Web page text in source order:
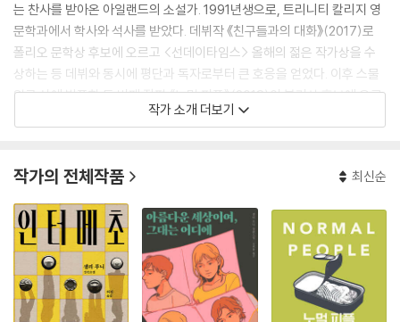
는 찬사를 받아온 아일랜드의 소설가. 1991년생으로, 트리니티 칼리지 영
문학과에서 학사와 석사를 받았다. 데뷔작 《친구들과의 대화》(2017)로
폴리오 문학상 후보에 오르고 <선데이타임스> 올해의 젊은 작가상을 수
상하는 등 데뷔와 동시에 평단과 독자로부터 큰 호응을 얻었다. 이후 스물
일곱 살에 발표한 두 번째 장편 《노멀 피플》(2018)이 부커상 후보에 오르
고, 전 세계 46개 언어로 번역 출간되며 100만 부 이상 판매되면서 젊은
로 담아냈다는 평가를 받은 작품으로, 작가에게 아일랜드 문학상 올해의
작가상(2024)을 안겨주었고, <뉴욕타임스> <가디언> <타임> 등 11개
매체 올해의 책에 이름을 올렸다. 그 밖의 작품으로는 《아름다운 세상이여,
그대는 어디에》(2021)가 있으며, 집필 활동과 더불어 정치·사회 문제에도
적극적인 목소리를 내고 있다.
작가 소개 더보기
작가의 전체작품 최신순